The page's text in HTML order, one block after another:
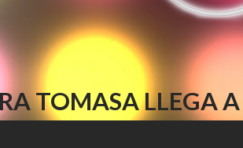
TOMASA LLEGA